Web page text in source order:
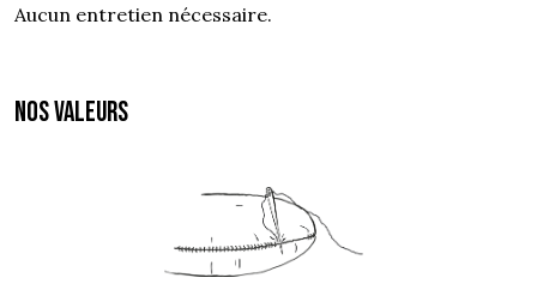
Aucun entretien nécessaire.
NOS VALEURS